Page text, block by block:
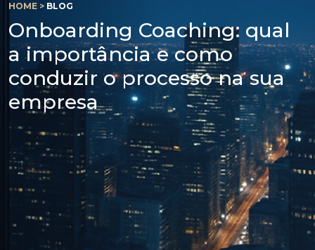
HOME > BLOG
Onboarding Coaching: qual
a importância e como
conduzir o processo na sua
empresa